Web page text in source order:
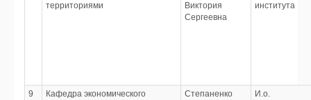
территориями
Виктория
Сергеевна
института
9
Кафедра экономического
Степаненко
И.о.